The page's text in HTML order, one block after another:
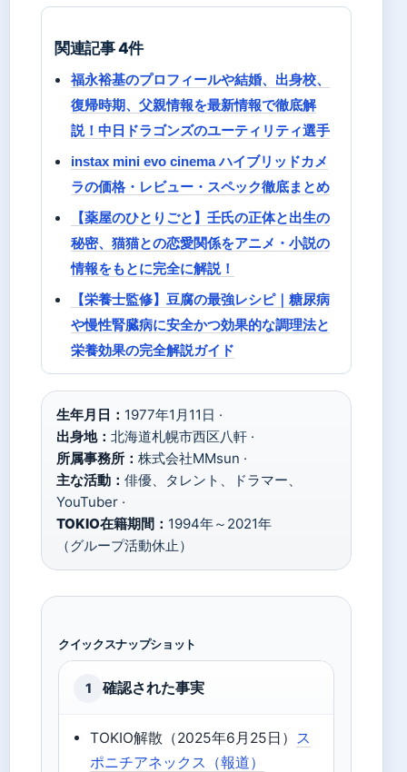
関連記事 4件
福永裕基のプロフィールや結婚、出身校、
復帰時期、父親情報を最新情報で徹底解
説！中日ドラゴンズのユーティリティ選手
instax mini evo cinema ハイブリッドカメ
ラの価格・レビュー・スペック徹底まとめ
【薬屋のひとりごと】壬氏の正体と出生の
秘密、猫猫との恋愛関係をアニメ・小説の
情報をもとに完全に解説！
【栄養士監修】豆腐の最強レシピ｜糖尿病
や慢性腎臓病に安全かつ効果的な調理法と
栄養効果の完全解説ガイド
生年月日： 1977年1月11日 ·
出身地： 北海道札幌市西区八軒 ·
所属事務所： 株式会社MMsun ·
主な活動： 俳優、タレント、ドラマー、
YouTuber ·
TOKIO在籍期間： 1994年～2021年
（グループ活動休止）
クイックスナップショット
1 確認された事実
TOKIO解散（2025年6月25日） ス
ポニチアネックス（報道）